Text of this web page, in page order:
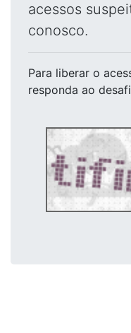
acessos
conosco.
Para liberar o
responda ao